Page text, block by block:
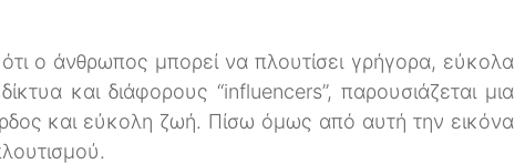
ο άνθρωπος μπορεί να πλουτίσει γρήγορα, εύκολα
και διάφορους “influencers”, παρουσιάζεται μια
και εύκολη ζωή. Πίσω όμως από αυτή την εικόνα